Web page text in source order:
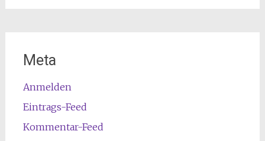
Meta
Anmelden
Eintrags-Feed
Kommentar-Feed